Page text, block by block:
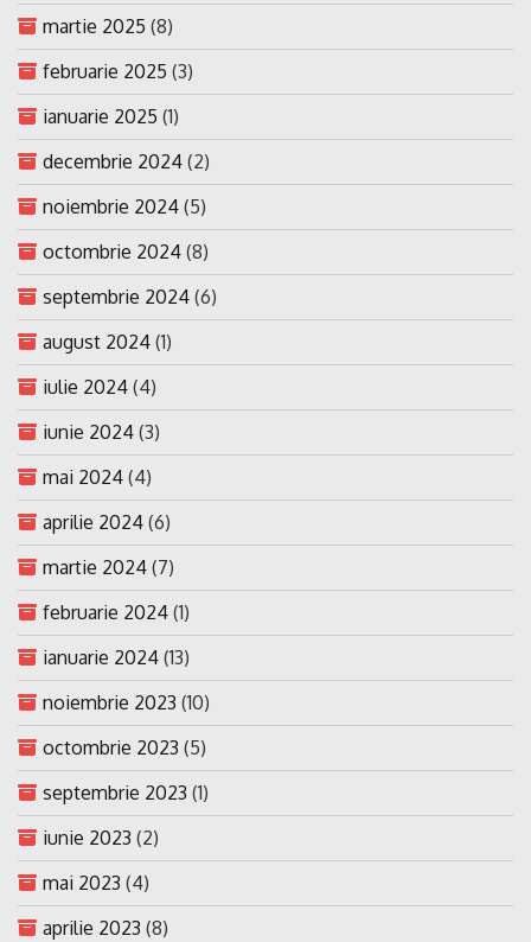
martie 2025 (8)
februarie 2025 (3)
ianuarie 2025 (1)
decembrie 2024 (2)
noiembrie 2024 (5)
octombrie 2024 (8)
septembrie 2024 (6)
august 2024 (1)
iulie 2024 (4)
iunie 2024 (3)
mai 2024 (4)
aprilie 2024 (6)
martie 2024 (7)
februarie 2024 (1)
ianuarie 2024 (13)
noiembrie 2023 (10)
octombrie 2023 (5)
septembrie 2023 (1)
iunie 2023 (2)
mai 2023 (4)
aprilie 2023 (8)